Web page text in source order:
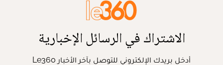
الاشتراك في الرسائل الإخبارية
أدخل بريدك الإلكتروني للتوصل بآخر الأخبار Le360